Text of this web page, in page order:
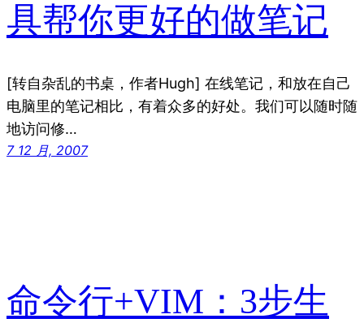
具帮你更好的做笔记
[转自杂乱的书桌，作者Hugh] 在线笔记，和放在自己
电脑里的笔记相比，有着众多的好处。我们可以随时随
地访问修…
7 12 月, 2007
命令行+VIM：3步生